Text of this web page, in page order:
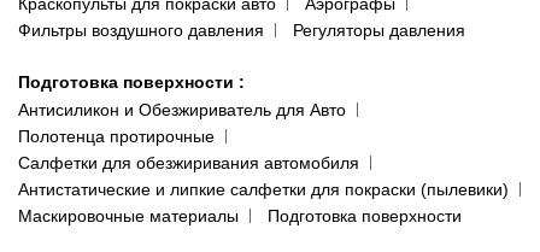
Фильтры воздушного давления
Регуляторы давления
Подготовка поверхности :
Антисиликон и Обезжириватель для Авто
Полотенца протирочные
Салфетки для обезжиривания автомобиля
Антистатические и липкие салфетки для покраски (пылевики)
Маскировочные материалы
Подготовка поверхности